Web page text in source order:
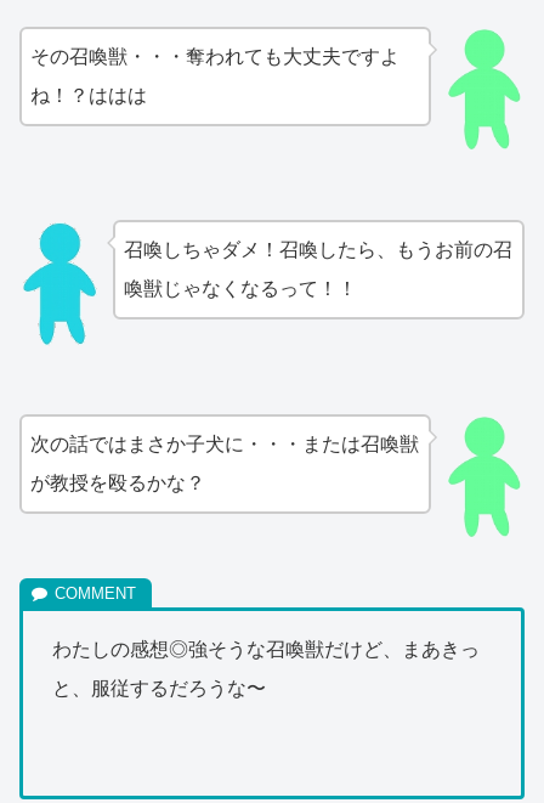
その召喚獣・・・奪われても大丈夫ですよ
ね！？ははは
召喚しちゃダメ！召喚したら、もうお前の召
喚獣じゃなくなるって！！
次の話ではまさか子犬に・・・または召喚獣
が教授を殴るかな？
わたしの感想◎強そうな召喚獣だけど、まあきっ
と、服従するだろうな〜